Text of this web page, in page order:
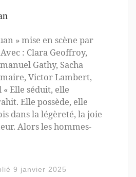
» mise en scène par
: Clara Geoffroy,
Gathy, Sacha
Victor Lambert,
Elle séduit, elle
Elle possède, elle
dans la légèreté, la joie
Alors les hommes-
9 janvier 2025